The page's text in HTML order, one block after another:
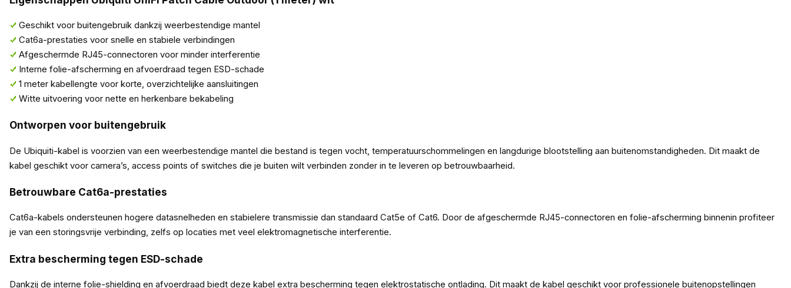
Geschikt voor buitengebruik dankzij weerbestendige mantel
Cat6a-prestaties voor snelle en stabiele verbindingen
Afgeschermde RJ45-connectoren voor minder interferentie
Interne folie-afscherming en afvoerdraad tegen ESD-schade
1 meter kabellengte voor korte, overzichtelijke aansluitingen
Witte uitvoering voor nette en herkenbare bekabeling
Ontworpen voor buitengebruik
De Ubiquiti-kabel is voorzien van een weerbestendige mantel die bestand is tegen vocht, temperatuurschommelingen en langdurige blootstelling aan buitenomstandigheden. Dit maakt de
kabel geschikt voor camera’s, access points of switches die je buiten wilt verbinden zonder in te leveren op betrouwbaarheid.
Betrouwbare Cat6a-prestaties
Cat6a-kabels ondersteunen hogere datasnelheden en stabielere transmissie dan standaard Cat5e of Cat6. Door de afgeschermde RJ45-connectoren en folie-afscherming binnenin profiteer
je van een storingsvrije verbinding, zelfs op locaties met veel elektromagnetische interferentie.
Extra bescherming tegen ESD-schade
Dankzij de interne folie-shielding en afvoerdraad biedt deze kabel extra bescherming tegen elektrostatische ontlading. Dit maakt de kabel geschikt voor professionele buitenopstellingen